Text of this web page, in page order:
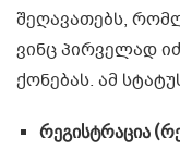
შეღავათებს,
ვინც პირველად
ქონებას. ამ
რეგისტრაცია